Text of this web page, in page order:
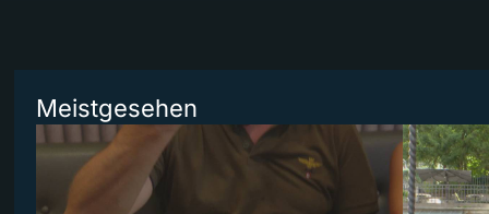
Meistgesehen